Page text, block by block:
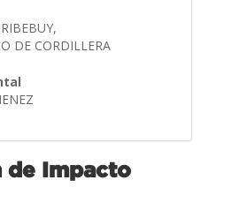
DE CORDILLERA
de Impacto